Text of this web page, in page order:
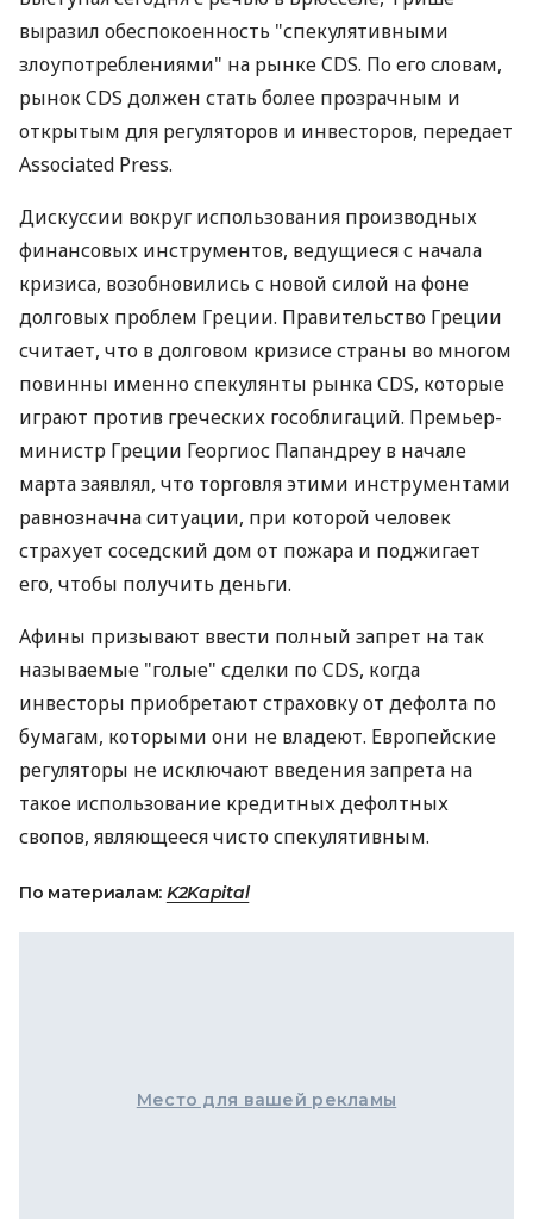
выразил обеспокоенность "спекулятивными
злоупотреблениями" на рынке CDS. По его словам,
рынок CDS должен стать более прозрачным и
открытым для регуляторов и инвесторов, передает
Associated Press.
Дискуссии вокруг использования производных
финансовых инструментов, ведущиеся с начала
кризиса, возобновились с новой силой на фоне
долговых проблем Греции. Правительство Греции
считает, что в долговом кризисе страны во многом
повинны именно спекулянты рынка CDS, которые
играют против греческих гособлигаций. Премьер-
министр Греции Георгиос Папандреу в начале
марта заявлял, что торговля этими инструментами
равнозначна ситуации, при которой человек
страхует соседский дом от пожара и поджигает
его, чтобы получить деньги.
Афины призывают ввести полный запрет на так
называемые "голые" сделки по CDS, когда
инвесторы приобретают страховку от дефолта по
бумагам, которыми они не владеют. Европейские
регуляторы не исключают введения запрета на
такое использование кредитных дефолтных
свопов, являющееся чисто спекулятивным.
По материалам: K2Kapital
Место для вашей рекламы